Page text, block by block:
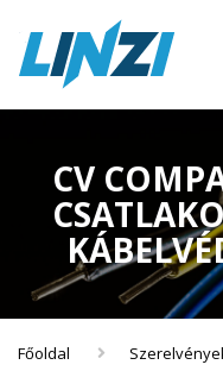
CV
Főoldal